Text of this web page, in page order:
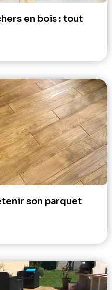
en bois : tout
son parquet